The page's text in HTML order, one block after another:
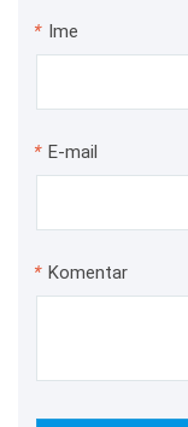
* Ime
* E-mail
* Komentar